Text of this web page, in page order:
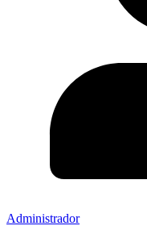
Administrador